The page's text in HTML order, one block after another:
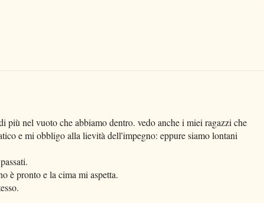
più nel vuoto che abbiamo dentro. vedo anche i miei ragazzi che
e mi obbligo alla lievità dell'impegno: eppure siamo lontani
è pronto e la cima mi aspetta.